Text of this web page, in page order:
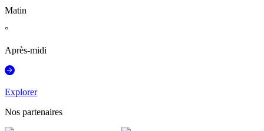
Matin
°
Après-midi
Explorer
Nos partenaires